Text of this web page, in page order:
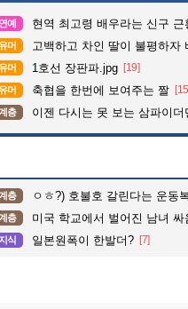
연예 현역 최고령 배우라는 신구 근
머 고백하고 차인 딸이 불평하자
머 1호선 장판파.jpg [19]
머 축협을 한번에 보여주는 짤
층 이젠 다시는 못 보는 삼파이더
층 ㅇㅎ?) 호불호 갈린다는 운동
층 미국 학교에서 벌어진 남녀 싸
식 일본원폭이 한발더? [7]